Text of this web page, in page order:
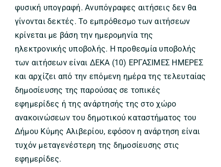
φυσική υπογραφή. Ανυπόγραφες αιτήσεις δεν θα
γίνονται δεκτές. Το εμπρόθεσμο των αιτήσεων
κρίνεται με βάση την ημερομηνία της
ηλεκτρονικής υποβολής. Η προθεσμία υποβολής
των αιτήσεων είναι ΔΕΚΑ (10) ΕΡΓΑΣΙΜΕΣ ΗΜΕΡΕΣ
και αρχίζει από την επόμενη ημέρα της τελευταίας
δημοσίευσης της παρούσας σε τοπικές
εφημερίδες ή της ανάρτησής της στο χώρο
ανακοινώσεων του δημοτικού καταστήματος του
Δήμου Κύμης Αλιβερίου, εφόσον η ανάρτηση είναι
τυχόν μεταγενέστερη της δημοσίευσης στις
εφημερίδες.